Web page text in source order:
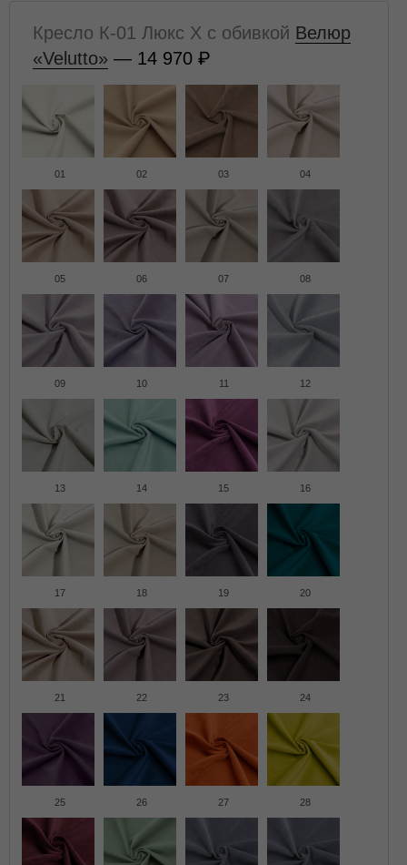
Кресло К-01 Люкс X с обивкой Велюр
«Velutto» — 14 970
01 02 03 04
05 06 07 08
09 10 11 12
13 14 15 16
17 18 19 20
21 22 23 24
25 26 27 28